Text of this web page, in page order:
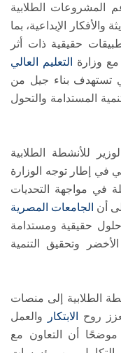
الطلابية
والأفكار الإبداعية، بما
حقيقية ذات أثر
مع وزارة
التعليم العالي
تستهدف بناء جيل من
المستدامة والتحول
للأنشطة الطلابية
في إطار توجه الوزارة
في مواجهة التحديات
أن الجامعات المصرية
حقيقية ومستدامة
وتحقيق التنمية
الطلابية إلى منصات
روح
الابتكار
والعمل
موضحًا أن التعاون مع